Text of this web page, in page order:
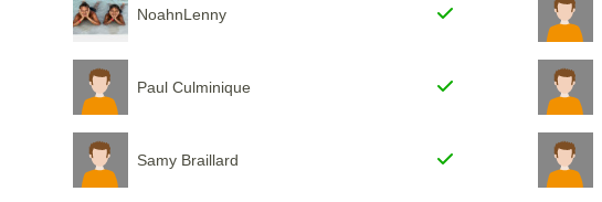
NoahnLenny
Paul Culminique
Samy Braillard